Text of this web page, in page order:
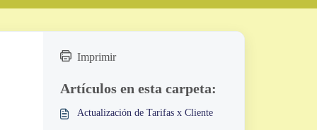
Imprimir
Artículos en esta carpeta:
Actualización de Tarifas x Cliente